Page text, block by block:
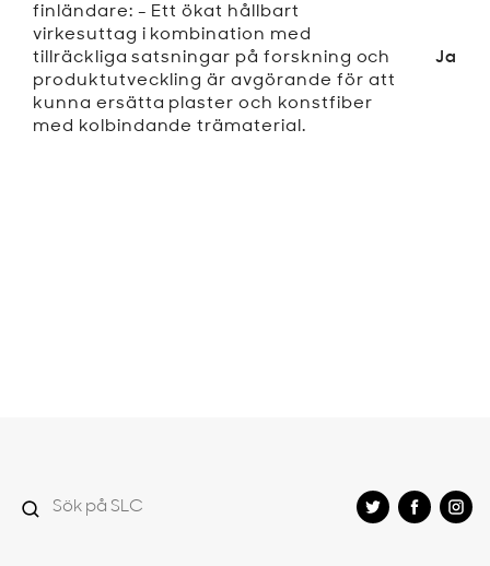
finländare: - Ett ökat hållbart
virkesuttag i kombination med
tillräckliga satsningar på forskning och
produktutveckling är avgörande för att
kunna ersätta plaster och konstfiber
med kolbindande trämaterial.
Ja